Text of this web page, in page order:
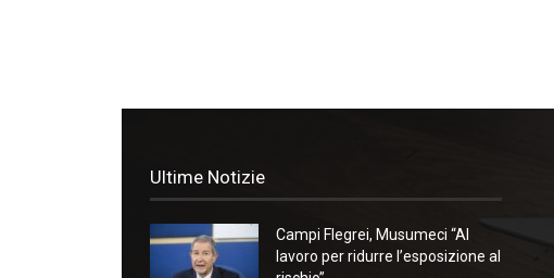
Ultime Notizie
Campi Flegrei, Musumeci “Al
lavoro per ridurre l’esposizione al